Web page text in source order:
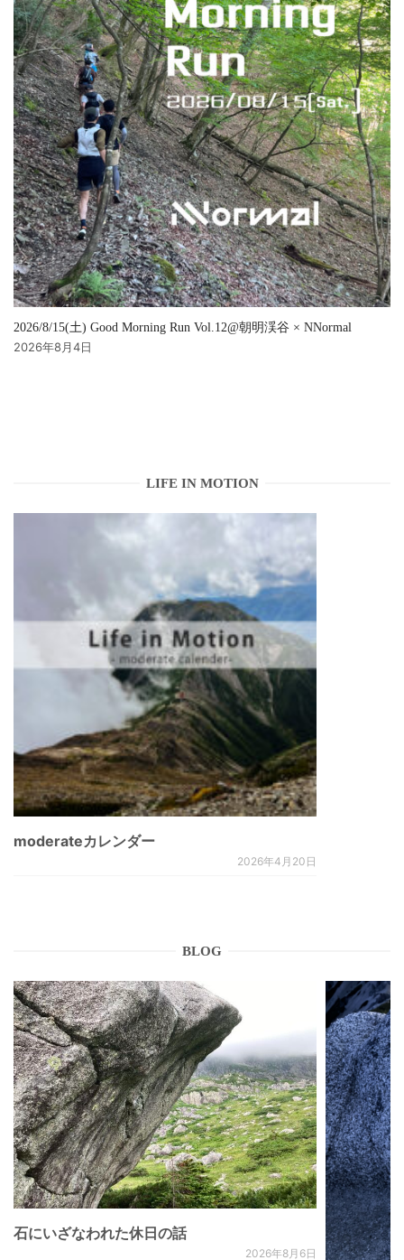
2026/8/15(土) Good Morning Run Vol.12@朝明渓谷 × NNormal
2026年8月4日
LIFE IN MOTION
moderateカレンダー
2026年4月20日
BLOG
石にいざなわれた休日の話
2026年8月6日